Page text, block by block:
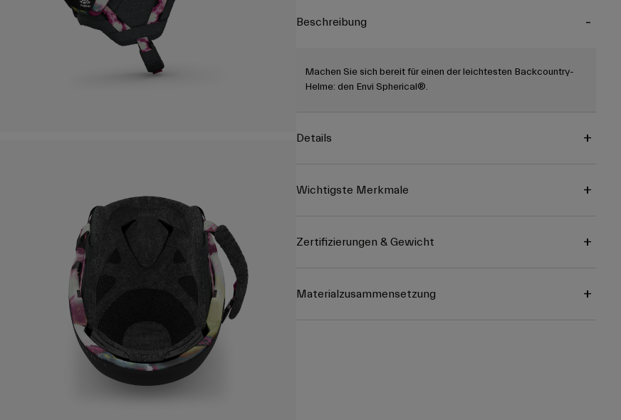
Beschreibung
Machen Sie sich bereit für einen der leichtesten Backcountry-
Helme: den Envi Spherical®.
Details
Wichtigste Merkmale
Zertifizierungen & Gewicht
Materialzusammensetzung